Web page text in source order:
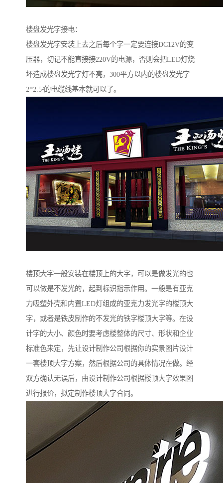
楼盘发光字接电：
楼盘发光字安装上去之后每个字一定要连接DC12V的变
压器，切记不能直接接220V的电源，否则会把LED灯烧
坏造成楼盘发光字灯不亮，300平方以内的楼盘发光字
2*2.5²的电缆线基本就可以了。
楼顶大字一般安装在楼顶上的大字，可以是做发光的也
可以做是不发光的，起到标识指示作用。一般是有亚克
力吸塑外壳和内置LED灯组成的亚克力发光字的楼顶大
字，或者是铁皮制作的不发光的铁字楼顶大字等。在设
计字的大小、颜色时要考虑楼整体的尺寸、形状和企业
标准色来定，先让设计制作公司根据你的实景图片设计
一套楼顶大字方案，然后根据公司的具体情况在做。经
双方确认无误后，由设计制作公司根据楼顶大字效果图
进行报价，拟定制作楼顶大字合同。